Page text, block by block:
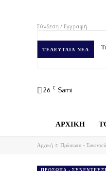
Σύνδεση / Εγγραφή
ΤΕΛΕΥΤΑΊΑ ΝΈΑ
26 C Sami
ΑΡΧΙΚΗ
Αρχική Πρόσωπα -
ΠΡΌΣΩΠΑ -